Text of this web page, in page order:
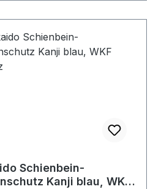
Schienbein-
Kanji blau, WKF